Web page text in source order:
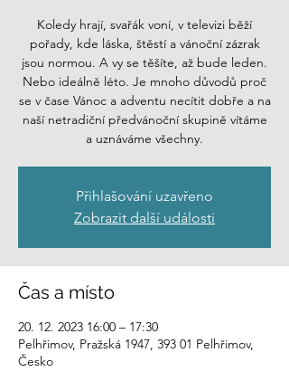
Koledy hrají, svařák voní, v televizi běží
pořady, kde láska, štěstí a vánoční zázrak
jsou normou. A vy se těšíte, až bude leden.
Nebo ideálně léto. Je mnoho důvodů proč
se v čase Vánoc a adventu necítit dobře a na
naší netradiční předvánoční skupině vítáme
a uznáváme všechny.
Přihlašování uzavřeno
Zobrazit další události
Čas a místo
20. 12. 2023 16:00 – 17:30
Pelhřimov, Pražská 1947, 393 01 Pelhřimov,
Česko